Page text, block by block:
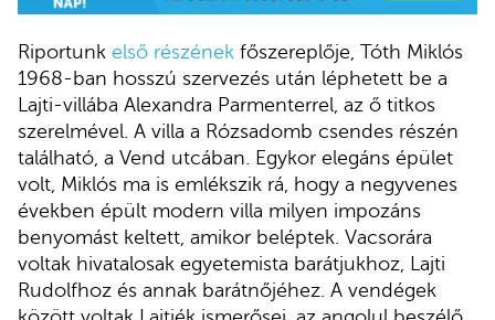
Riportunk első részének főszereplője, Tóth Miklós
1968-ban hosszú szervezés után léphetett be a
Lajti-villába Alexandra Parmenterrel, az ő titkos
szerelmével. A villa a Rózsadomb csendes részén
található, a Vend utcában. Egykor elegáns épület
volt, Miklós ma is emlékszik rá, hogy a negyvenes
években épült modern villa milyen impozáns
benyomást keltett, amikor beléptek. Vacsorára
voltak hivatalosak egyetemista barátjukhoz, Lajti
Rudolfhoz és annak barátnőjéhez. A vendégek